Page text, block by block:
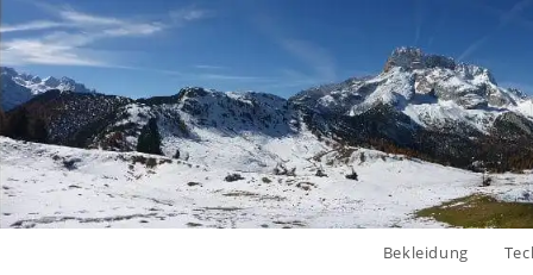
Bekleidung